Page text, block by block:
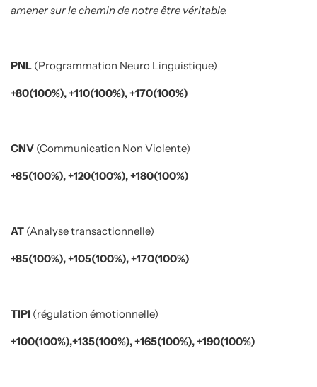
amener sur le chemin de notre être véritable.
PNL (Programmation Neuro Linguistique)
+80(100%), +110(100%), +170(100%)
CNV (Communication Non Violente)
+85(100%), +120(100%), +180(100%)
AT (Analyse transactionnelle)
+85(100%), +105(100%), +170(100%)
TIPI (régulation émotionnelle)
+100(100%),+135(100%), +165(100%), +190(100%)